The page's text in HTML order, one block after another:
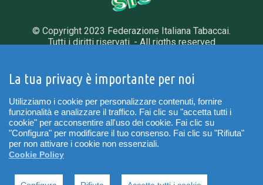
La tua privacy è importante per noi
Utilizziamo i cookie per personalizzare contenuti, fornire
funzionalità e analizzare il traffico. Fai clic su "accetta tutti i
cookie" per acconsentire all'uso dei cookie. Fai clic su
"Configura" per modificare il tuo consenso. Fai clic su "Rifiuta"
per non attivare i cookie non essenziali.
Cookie Policy
© Copyright 2023 Federazione Italiana Tabaccai.
Tutti i diritti riservati. - All rigths reserved
Tel. 06 585501 - Fax. 06 5899878
INFORMATIVA PRIVACY |
COOKIE POLICY
PREFERENZE COOKIES